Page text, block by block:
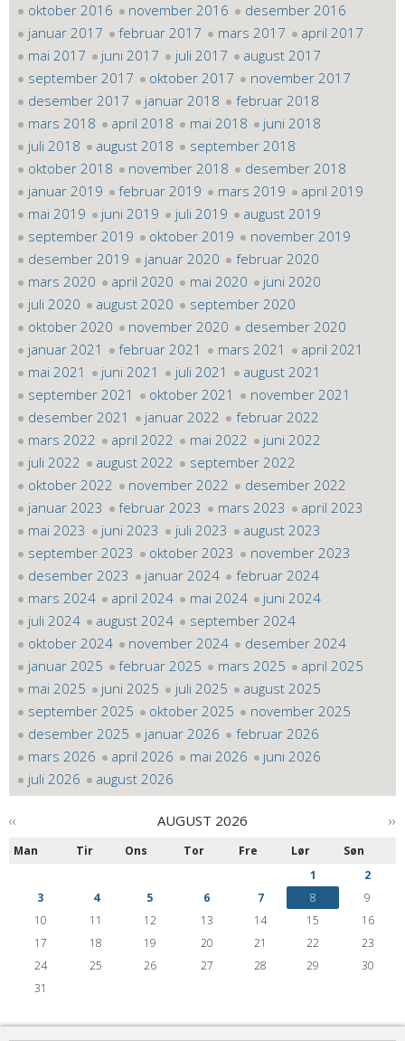
oktober 2016
november 2016
desember 2016
januar 2017
februar 2017 mars 2017
april 2017
mai 2017
juni 2017 juli 2017
august 2017
september 2017
oktober 2017
november 2017
desember 2017
januar 2018
februar 2018
mars 2018
april 2018 mai 2018
juni 2018
juli 2018
august 2018
september 2018
oktober 2018
november 2018
desember 2018
januar 2019
februar 2019 mars 2019
april 2019
mai 2019
juni 2019 juli 2019
august 2019
september 2019
oktober 2019
november 2019
desember 2019
januar 2020
februar 2020
mars 2020
april 2020 mai 2020
juni 2020
juli 2020
august 2020
september 2020
oktober 2020
november 2020
desember 2020
januar 2021
februar 2021 mars 2021
april 2021
mai 2021
juni 2021 juli 2021
august 2021
september 2021
oktober 2021
november 2021
desember 2021
januar 2022
februar 2022
mars 2022
april 2022 mai 2022
juni 2022
juli 2022
august 2022
september 2022
oktober 2022
november 2022
desember 2022
januar 2023
februar 2023 mars 2023
april 2023
mai 2023
juni 2023 juli 2023
august 2023
september 2023
oktober 2023
november 2023
desember 2023
januar 2024
februar 2024
mars 2024
april 2024 mai 2024
juni 2024
juli 2024
august 2024
september 2024
oktober 2024
november 2024
desember 2024
januar 2025
februar 2025 mars 2025
april 2025
mai 2025
juni 2025 juli 2025
august 2025
september 2025
oktober 2025
november 2025
desember 2025
januar 2026
februar 2026
mars 2026
april 2026 mai 2026
juni 2026
juli 2026
august 2026
‹‹ ››
AUGUST 2026
Man Tir Ons Tor Fre Lør
Søn
1
2
3
4 5 6 7 8
9
10
11 12 13 14 15
16
17
18 19 20 21 22
23
24
25 26 27 28 29
30
31